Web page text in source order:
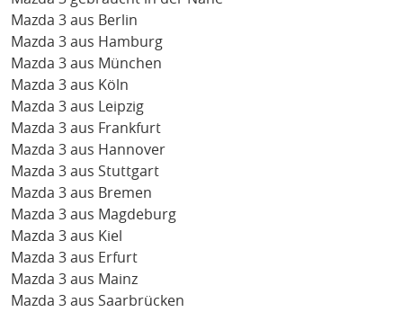
Mazda 3 aus Berlin
Mazda 3 aus Hamburg
Mazda 3 aus München
Mazda 3 aus Köln
Mazda 3 aus Leipzig
Mazda 3 aus Frankfurt
Mazda 3 aus Hannover
Mazda 3 aus Stuttgart
Mazda 3 aus Bremen
Mazda 3 aus Magdeburg
Mazda 3 aus Kiel
Mazda 3 aus Erfurt
Mazda 3 aus Mainz
Mazda 3 aus Saarbrücken